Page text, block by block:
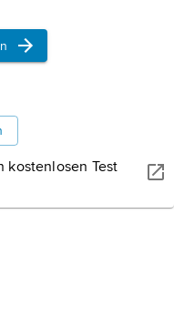
kostenlosen Test